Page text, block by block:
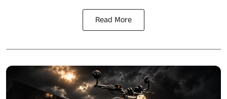
Read More